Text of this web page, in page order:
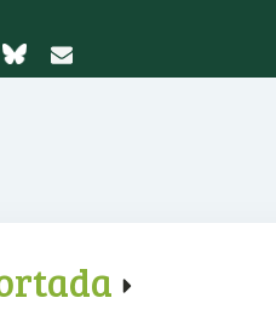
Feminista
Antiacoso